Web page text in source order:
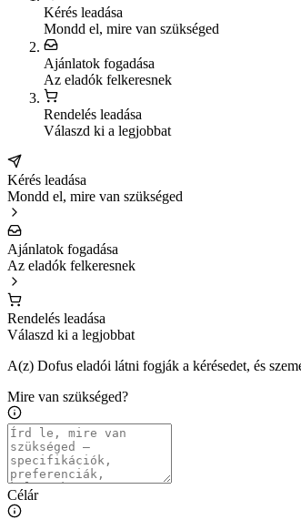
Kérés leadása
Mondd el, mire van szükséged
Ajánlatok fogadása
Az eladók felkeresnek
Rendelés leadása
Válaszd ki a legjobbat
Kérés leadása
Mondd el, mire van szükséged
Ajánlatok fogadása
Az eladók felkeresnek
Rendelés leadása
Válaszd ki a legjobbat
A(z) Dofus eladói látni fogják a kérésedet, és
Mire van szükséged?
Célár